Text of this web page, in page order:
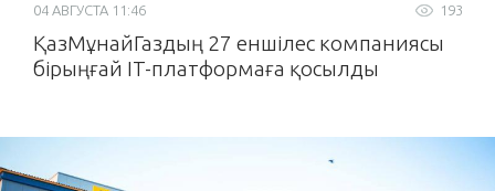
193
04 АВГУСТА 11:46
ҚазМұнайГаздың 27 еншілес компаниясы
бірыңғай IT-платформаға қосылды